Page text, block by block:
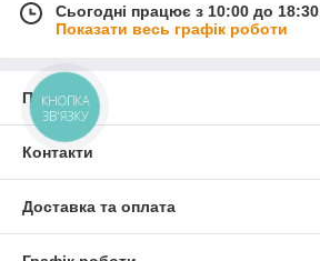
Сьогодні працює з 10:00 до 18:30
Показати весь графік роботи
Про нас
Контакти
Доставка та оплата
КНОПКА
ЗВ'ЯЗКУ